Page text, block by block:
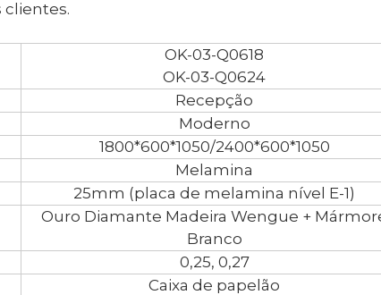
clientes.
OK-03-Q0618
OK-03-Q0624
Recepção
Moderno
1800*600*1050/2400*600*1050
Melamina
25mm (placa de melamina nível E-1)
Ouro Diamante Madeira Wengue +
Branco
0,25, 0,27
Caixa de papelão